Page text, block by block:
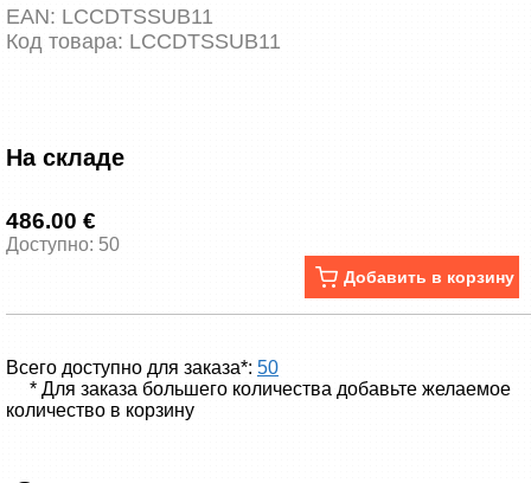
EAN: LCCDTSSUB11
Код товара: LCCDTSSUB11
На складе
486.00 €
Доступно: 50
Добавить в корзину
Всего доступно для заказа*: 50
* Для заказа большего количества добавьте желаемое
количество в корзину